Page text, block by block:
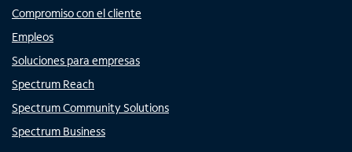
Compromiso con el cliente
Empleos
Soluciones para empresas
Spectrum Reach
Spectrum Community Solutions
Spectrum Business